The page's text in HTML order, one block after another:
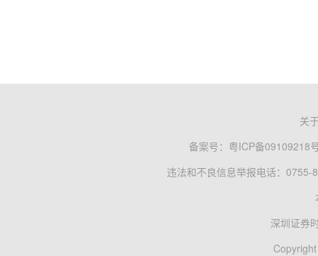
关
备案号： 粤ICP备09109218
违法和不良信息举报电话：0755-
深圳证券